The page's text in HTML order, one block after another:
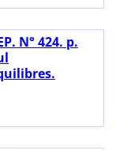
N° 424. p.